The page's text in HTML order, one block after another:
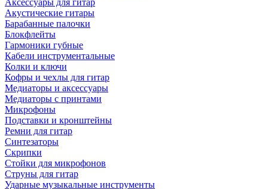
Аксессуары для гитар
Акустические гитары
Барабанные палочки
Блокфлейты
Гармоники губные
Кабели инструментальные
Колки и ключи
Кофры и чехлы для гитар
Медиаторы и аксессуары
Медиаторы с принтами
Микрофоны
Подставки и кронштейны
Ремни для гитар
Синтезаторы
Скрипки
Стойки для микрофонов
Струны для гитар
Ударные музыкальные инструменты